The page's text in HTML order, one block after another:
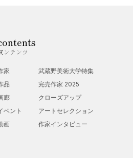
ンテンツ
家
品
廊
ベント
画
武蔵野美術大学特集
完売作家 2025
クローズアップ
アートセレクション
作家インタビュー